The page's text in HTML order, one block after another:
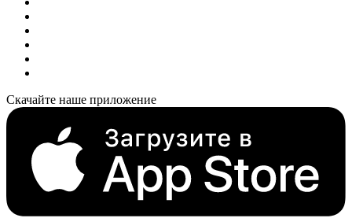
Скачайте наше приложение